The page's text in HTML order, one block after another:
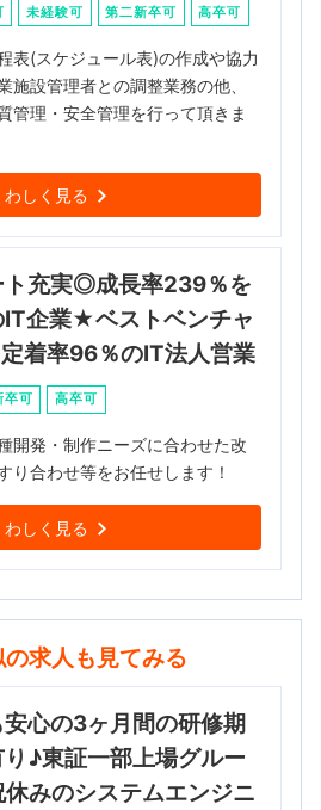
未経験可 第二新卒可 高卒可
表(スケジュール表)の作成や協力
施設管理者との調整業務の他、
管理・安全管理を行って頂きま
わしく見る
充実◎成長率239％を
IT企業★ベストベンチャ
着率96％のIT法人営業
卒可 高卒可
開発・制作ニーズに合わせた改
り合わせ等をお任せします！
わしく見る
求人も見てみる
心の3ヶ月間の研修期
♪東証一部上場グルー
みのシステムエンジニ